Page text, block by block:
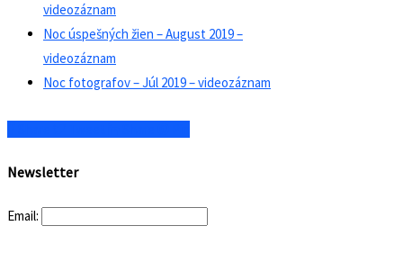
videozáznam
Noc úspešných žien – August 2019 –
videozáznam
Noc fotografov – Júl 2019 – videozáznam
Newsletter
Email: